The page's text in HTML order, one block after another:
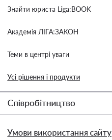
Знайти юриста Liga:BOOK
Академія ЛІГА:ЗАКОН
Теми в центрі уваги
Усі рішення і продукти
Співробітництво
Умови використання сайту